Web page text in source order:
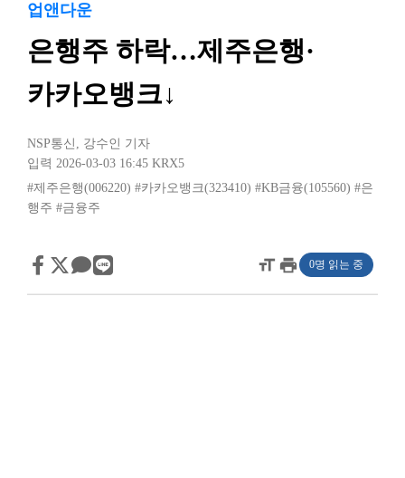
업앤다운
은행주 하락…제주은행·
카카오뱅크↓
NSP통신 , 강수인 기자
입력 2026-03-03 16:45 KRX5
#제주은행(006220) #카카오뱅크(323410) #KB금융(105560) #은
행주 #금융주
format_sizeprint 0명 읽는 중